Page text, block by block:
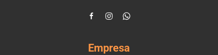
Empresa